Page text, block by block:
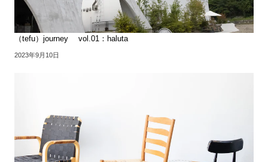
（tefu）journey vol.01：haluta
2023年9月10日